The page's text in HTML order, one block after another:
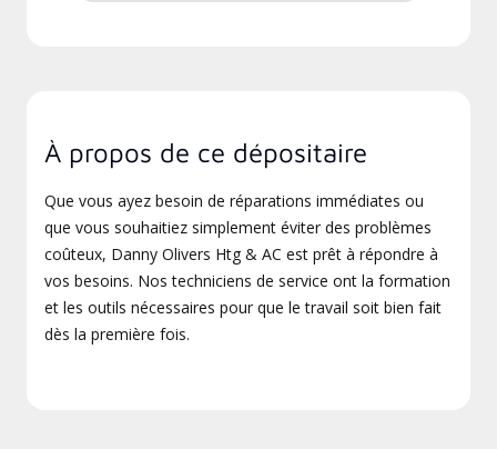
À propos de ce dépositaire
Que vous ayez besoin de réparations immédiates ou
que vous souhaitiez simplement éviter des problèmes
coûteux, Danny Olivers Htg & AC est prêt à répondre à
vos besoins. Nos techniciens de service ont la formation
et les outils nécessaires pour que le travail soit bien fait
dès la première fois.